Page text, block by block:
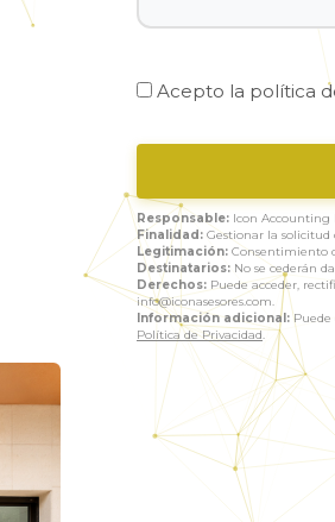
Acepto la política
Responsable: Icon Accounting
Finalidad: Gestionar la
Legitimación: Consentimiento
Destinatarios: No se cederán
Derechos: Puede acceder,
info@iconasesores.com.
Información adicional:Puede
Política de Privacidad.